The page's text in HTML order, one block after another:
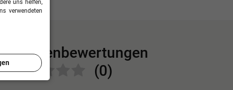
Kundenbewertungen
(0)
uns helfen,
verwendeten